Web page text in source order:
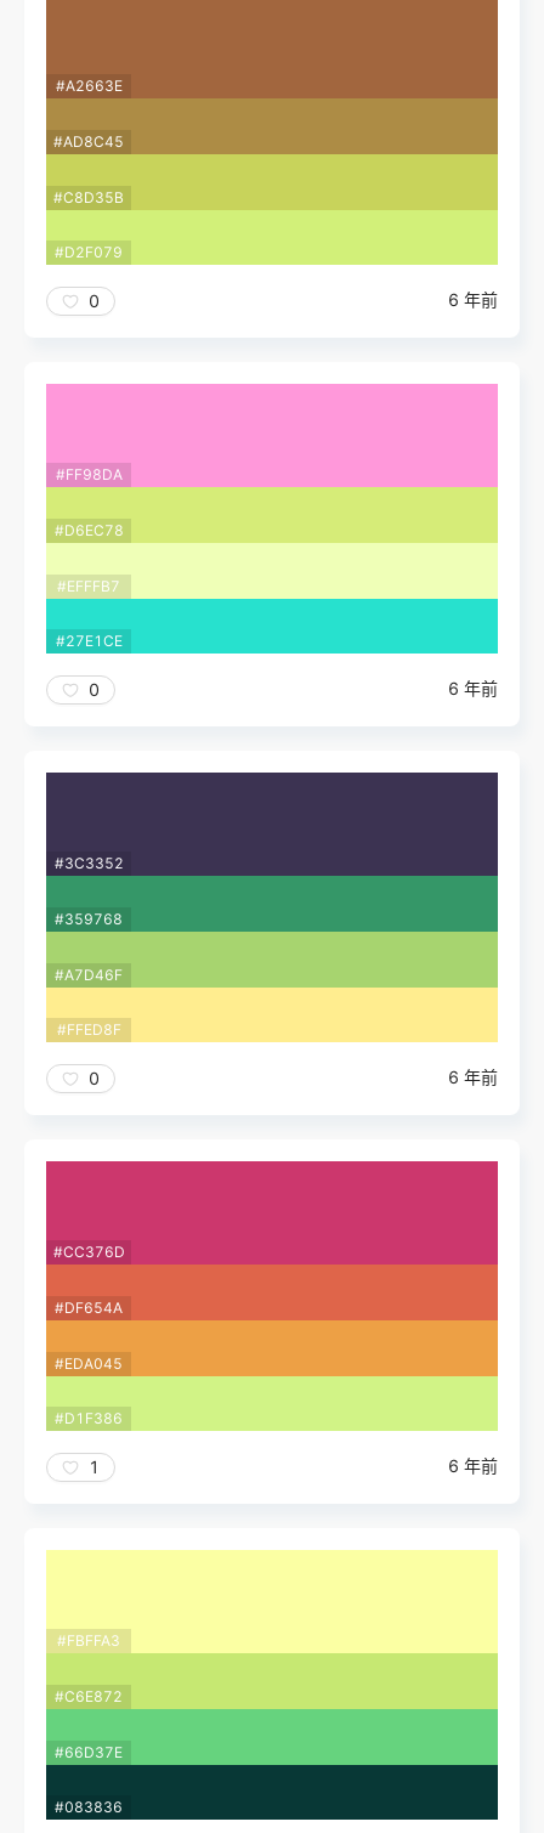
#A2663E
#AD8C45
#C8D35B
#D2F079
0 6 年前
#FF98DA
#D6EC78
#EFFFB7
#27E1CE
0 6 年前
#3C3352
#359768
#A7D46F
#FFED8F
0 6 年前
#CC376D
#DF654A
#EDA045
#D1F386
1 6 年前
#FBFFA3
#C6E872
#66D37E
#083836